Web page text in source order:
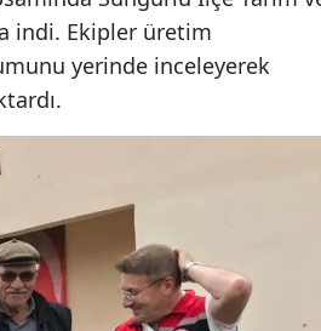
Sakarya
Samsun
Tekirdağ
Tokat
indi. Ekipler üretim
yerinde inceleyerek